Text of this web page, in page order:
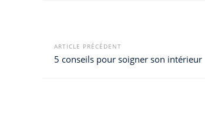
ARTICLE PRÉCÉDENT
5 conseils pour soigner son intérieur